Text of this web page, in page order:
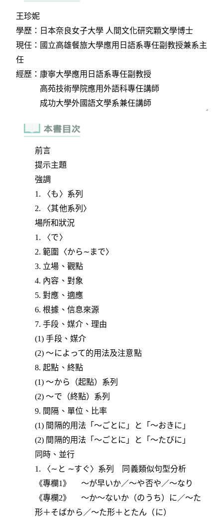
前言
提示主題
強調
1. 〈も〉系列
2. 〈其他系列〉
場所和狀況
1. 〈で〉
2. 範圍〈から∼まで〉
3. 立場、觀點
4. 內容、對象
5. 對應、適應
6. 根據、信息來源
7. 手段、媒介、理由
(1) 手段、媒介
(2) ～によって的用法及注意點
8. 起點、終點
(1) ～から（起點）系列
(2) ～で（終點）系列
9. 間隔、單位、比率
(1) 間隔的用法「～ごとに」と「～おきに」
(2) 間隔的用法「～ごとに」と「～たびに」
同時、並行
1. 〈∼と ∼すぐ〉系列 同義類似句型分析
《專欄1》 ～が早いか／～や否や／～なり
《專欄2》 ～か～ないか（のうち）に／～た
形＋そばから／～た形＋とたん（に）